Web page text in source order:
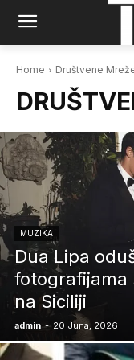
Home Društvene
MUZIKA
Dua Lipa
fotografijama
na Siciliji
admin - 20 Juna, 2026